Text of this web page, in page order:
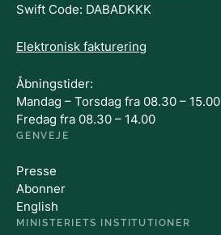
Swift Code: DABADKKK
Elektronisk fakturering
Åbningstider:
Mandag – Torsdag fra 08.30 – 15.00
Fredag fra 08.30 – 14.00
GENVEJE
Presse
Abonner
English
MINISTERIETS INSTITUTIONER